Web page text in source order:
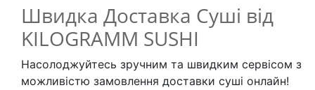
Швидка Доставка Суші від
KILOGRAMM SUSHI
Насолоджуйтесь зручним та швидким сервісом з
можливістю замовлення доставки суші онлайн!